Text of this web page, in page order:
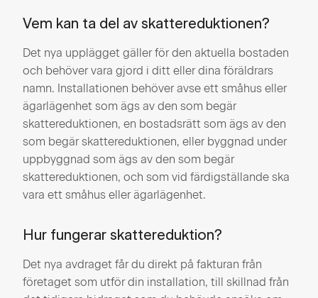
Vem kan ta del av skattereduktionen?
Det nya upplägget gäller för den aktuella bostaden
och behöver vara gjord i ditt eller dina föräldrars
namn. Installationen behöver avse ett småhus eller
ägarlägenhet som ägs av den som begär
skattereduktionen, en bostadsrätt som ägs av den
som begär skattereduktionen, eller byggnad under
uppbyggnad som ägs av den som begär
skattereduktionen, och som vid färdigställande ska
vara ett småhus eller ägarlägenhet.
Hur fungerar skattereduktion?
Det nya avdraget får du direkt på fakturan från
företaget som utför din installation, till skillnad från